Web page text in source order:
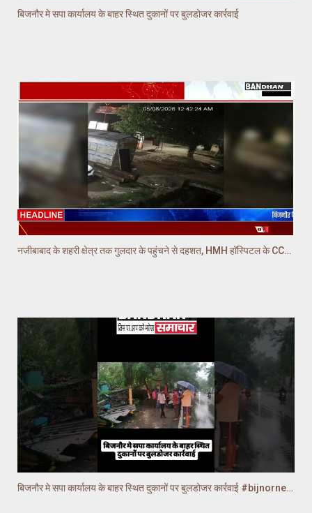
बिजनौर मे सपा कार्यालय के बाहर स्थित दुकानों पर बुलडोजर कार्रवाई
नजीबाबाद के शहरी क्षेत्र तक गुलदार के पहुंचने से दहशत, HMH हॉस्पिटल के CCTV में गुलदार कैद
बिजनौर मे सपा कार्यालय के बाहर स्थित दुकानों पर बुलडोजर कार्रवाई #bijnornews